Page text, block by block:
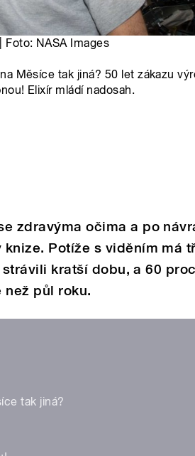
Foto: NASA Images
Měsíce tak jiná? 50 let zákazu
Elixír mládí nadosah.
zdravýma očima a po
Potíže s viděním má
kratší dobu, a 60
půl roku.
tak jiná?